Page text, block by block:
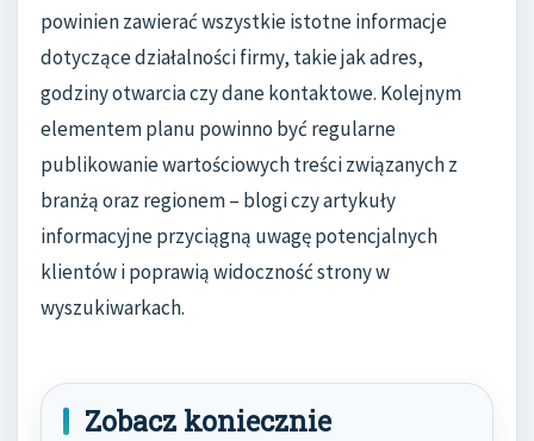
powinien zawierać wszystkie istotne informacje
dotyczące działalności firmy, takie jak adres,
godziny otwarcia czy dane kontaktowe. Kolejnym
elementem planu powinno być regularne
publikowanie wartościowych treści związanych z
branżą oraz regionem – blogi czy artykuły
informacyjne przyciągną uwagę potencjalnych
klientów i poprawią widoczność strony w
wyszukiwarkach.
Zobacz koniecznie